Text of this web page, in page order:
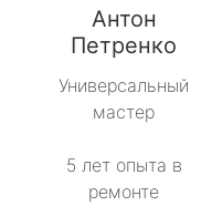
Антон
Петренко
Универсальный
мастер
5 лет опыта в
ремонте